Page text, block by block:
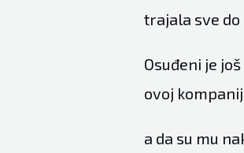
trajala sve do
Osuđeni je
ovoj
a da su mu